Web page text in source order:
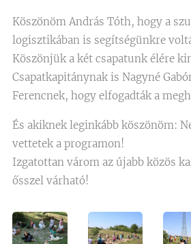
Köszönöm András Tóth, hogy a
logisztikában is segítségünkre
Köszönjük a két csapatunk élére
Csapatkapitánynak is Nagyné
Ferencnek, hogy elfogadták a
És akiknek leginkább köszönöm:
vettetek a programon!
Izgatottan várom az újabb közös
ősszel várható!